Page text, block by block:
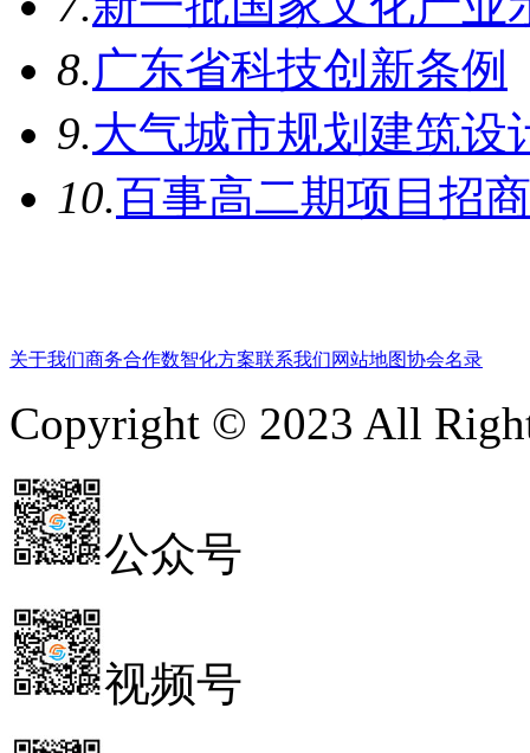
8.广东省科技创新条例
9.大气城市规划建筑设
10.百事高二期项目招
关于我们商务合作数智化方案联系我们网站地图协会名录
Copyright © 2023 All
公众号
视频号